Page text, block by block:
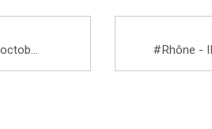
#Givors - Cérémonie 17 octobre 1961 #Rhône -